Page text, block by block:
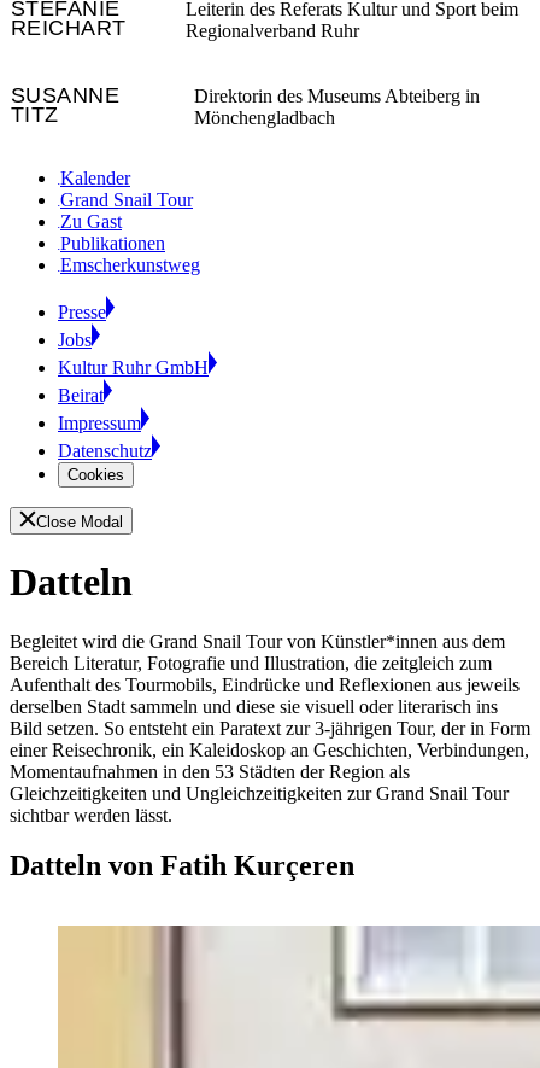
STEFANIE
REICHART
Leiterin des Referats Kultur und Sport beim
Regionalverband Ruhr
SUSANNE
TITZ
Direktorin des Museums Abteiberg in
Mönchengladbach
Kalender
Grand Snail Tour
Zu Gast
Publikationen
Emscherkunstweg
Presse
Jobs
Kultur Ruhr GmbH
Beirat
Impressum
Datenschutz
Cookies
Close Modal
Datteln
Begleitet wird die Grand Snail Tour von Künstler*innen aus dem
Bereich Literatur, Fotografie und Illustration, die zeitgleich zum
Aufenthalt des Tourmobils, Eindrücke und Reflexionen aus jeweils
derselben Stadt sammeln und diese sie visuell oder literarisch ins
Bild setzen. So entsteht ein Paratext zur 3-jährigen Tour, der in Form
einer Reisechronik, ein Kaleidoskop an Geschichten, Verbindungen,
Momentaufnahmen in den 53 Städten der Region als
Gleichzeitigkeiten und Ungleichzeitigkeiten zur Grand Snail Tour
sichtbar werden lässt.
Datteln von Fatih Kurçeren